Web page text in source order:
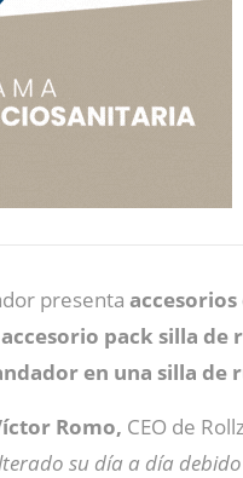
presenta
accesorio pack silla de
en una silla de
Romo, CEO de
su día a día